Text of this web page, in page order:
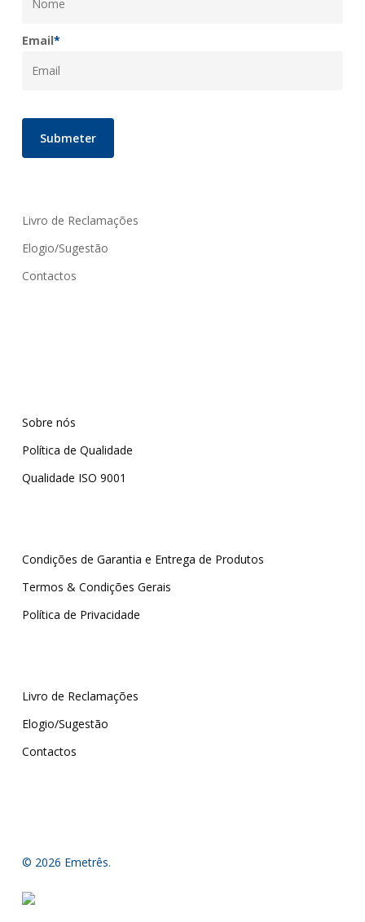
Email*
Livro de Reclamações
Elogio/Sugestão
Contactos
Sobre nós
Política de Qualidade
Qualidade ISO 9001
Condições de Garantia e Entrega de Produtos
Termos & Condições Gerais
Política de Privacidade
Livro de Reclamações
Elogio/Sugestão
Contactos
© 2026 Emetrês.